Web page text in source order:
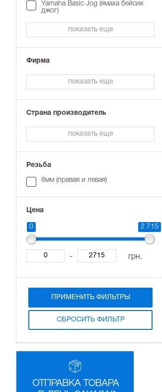
Yamaha Basic Jog (ямаха бейсик
джог)
показать еще
Фирма
показать еще
Страна производитель
показать еще
Резьба
8мм (правая и левая)
Цена
0 2 715
- грн.
ПРИМЕНИТЬ ФИЛЬТРЫ
СБРОСИТЬ ФИЛЬТР